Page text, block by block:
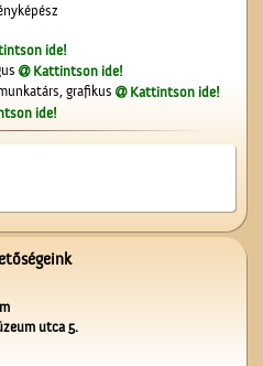
színjátszók
ide!
Kattintson ide!
grafikus
Kattintson ide!
ide!
utca 5.